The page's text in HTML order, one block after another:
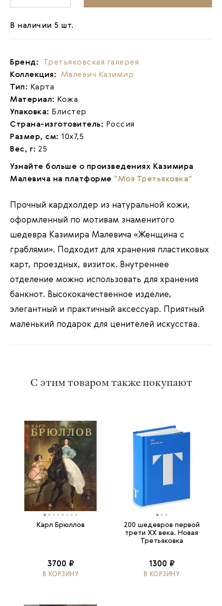
В наличии 5 шт.
Бренд: Третьяковская галерея
Коллекция: Малевич Казимир
Тип: Карта
Материал: Кожа
Упаковка: Блистер
Страна-изготовитель: Россия
Размер, см: 10х7,5
Вес, г: 25
Узнайте больше о произведениях Казимира
Малевича на платформе "Моя Третьяковка"
Прочный кардхолдер из натуральной кожи,
оформленный по мотивам знаменитого
шедевра Казимира Малевича «Женщина с
граблями». Подходит для хранения пластиковых
карт, проездных, визиток. Внутреннее
отделение можно использовать для хранения
банкнот. Высококачественное изделие,
элегантный и практичный аксессуар. Приятный
маленький подарок для ценителей искусства.
С этим товаром также покупают
Карл Брюллов
3700 ₽
В КОРЗИНУ
200 шедевров первой
трети ХХ века. Новая
Третьяковка
1300 ₽
В КОРЗИНУ